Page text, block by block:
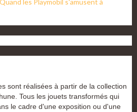
les Playmobil s'amusent à
sont réalisées à partir de la collection
Tous les jouets transformés qui
le cadre d'une exposition ou d'une